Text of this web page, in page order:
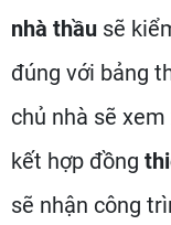
nhà thầu sẽ
đúng với bảng
chủ nhà sẽ
kết hợp đồng
sẽ nhận công